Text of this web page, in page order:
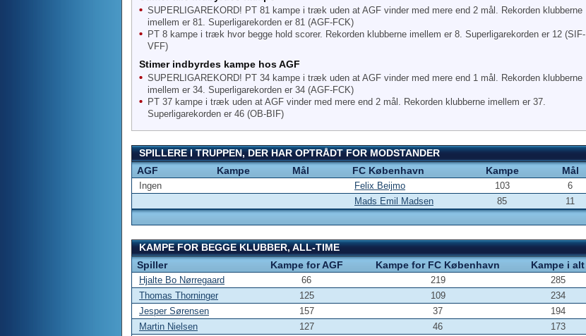
SUPERLIGAREKORD! PT 81 kampe i træk uden at AGF vinder med mere end 2 mål. Rekorden klubberne
imellem er 81. Superligarekorden er 81 (AGF-FCK)
PT 8 kampe i træk hvor begge hold scorer. Rekorden klubberne imellem er 8. Superligarekorden er 12 (SIF-
VFF)
Stimer indbyrdes kampe hos AGF
SUPERLIGAREKORD! PT 34 kampe i træk uden at AGF vinder med mere end 1 mål. Rekorden klubberne
imellem er 34. Superligarekorden er 34 (AGF-FCK)
PT 37 kampe i træk uden at AGF vinder med mere end 2 mål. Rekorden klubberne imellem er 37.
Superligarekorden er 46 (OB-BIF)
SPILLERE I TRUPPEN, DER HAR OPTRÅDT FOR MODSTANDER
AGF
Kampe Mål FC København Kampe Mål
Ingen Felix Beijmo 103
6
Mads Emil Madsen
85 11
KAMPE FOR BEGGE KLUBBER, ALL-TIME
Spiller
Kampe for AGF Kampe for FC København Kampe i alt
Hjalte Bo Nørregaard 66 219
285
Thomas Thorninger
125 109
234
Jesper Sørensen
157 37
194
Martin Nielsen
127 46
173